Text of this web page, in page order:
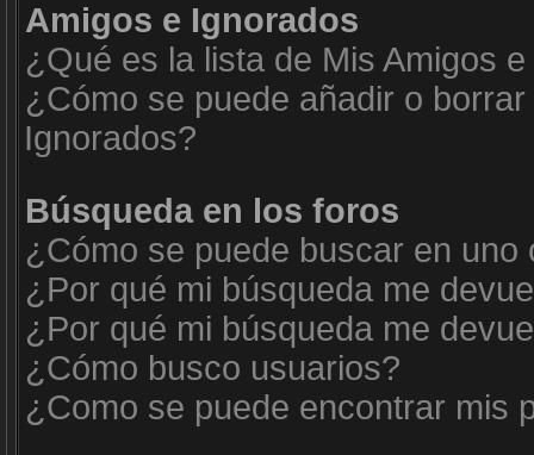
Amigos e Ignorados
¿Qué es la lista de Mis Amigos
¿Cómo se puede añadir o
Ignorados?
Búsqueda en los foros
¿Cómo se puede buscar en uno
¿Por qué mi búsqueda me
¿Por qué mi búsqueda me
¿Cómo busco usuarios?
¿Como se puede encontrar mis